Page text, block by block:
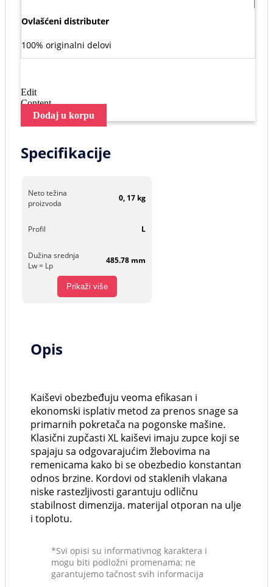
Ovlašćeni distributer
100% originalni delovi
Edit
Content
Dodaj u korpu
Specifikacije
Neto težina
proizvoda
0, 17 kg
Profil L
Dužina srednja
Lw = Lp
485.78 mm
Prikaži više
Opis
Kaiševi obezbeđuju veoma efikasan i
ekonomski isplativ metod za prenos snage sa
primarnih pokretača na pogonske mašine.
Klasični zupčasti XL kaiševi imaju zupce koji se
spajaju sa odgovarajućim žlebovima na
remenicama kako bi se obezbedio konstantan
odnos brzine. Kordovi od staklenih vlakana
niske rastezljivosti garantuju odličnu
stabilnost dimenzija. materijal otporan na ulje
i toplotu.
*Svi opisi su informativnog karaktera i
mogu biti podložni promenama; ne
garantujemo tačnost svih informacija